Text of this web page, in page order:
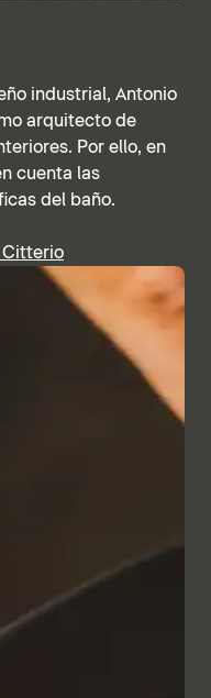
industrial, Antonio
arquitecto de
Por ello, en
cuenta las
del baño.
Citterio